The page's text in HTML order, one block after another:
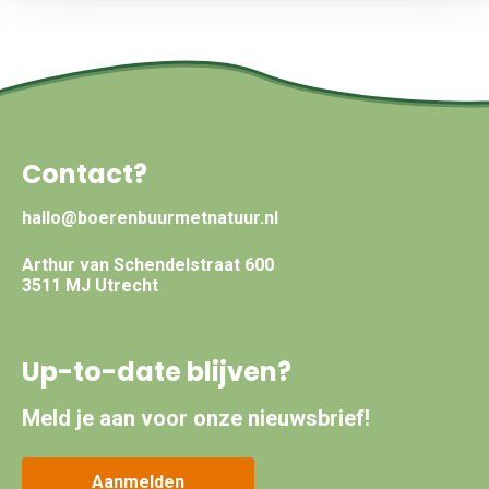
Contact?
hallo@boerenbuurmetnatuur.nl
Arthur van Schendelstraat 600
3511 MJ Utrecht
Up-to-date blijven?
Meld je aan voor onze nieuwsbrief!
Aanmelden